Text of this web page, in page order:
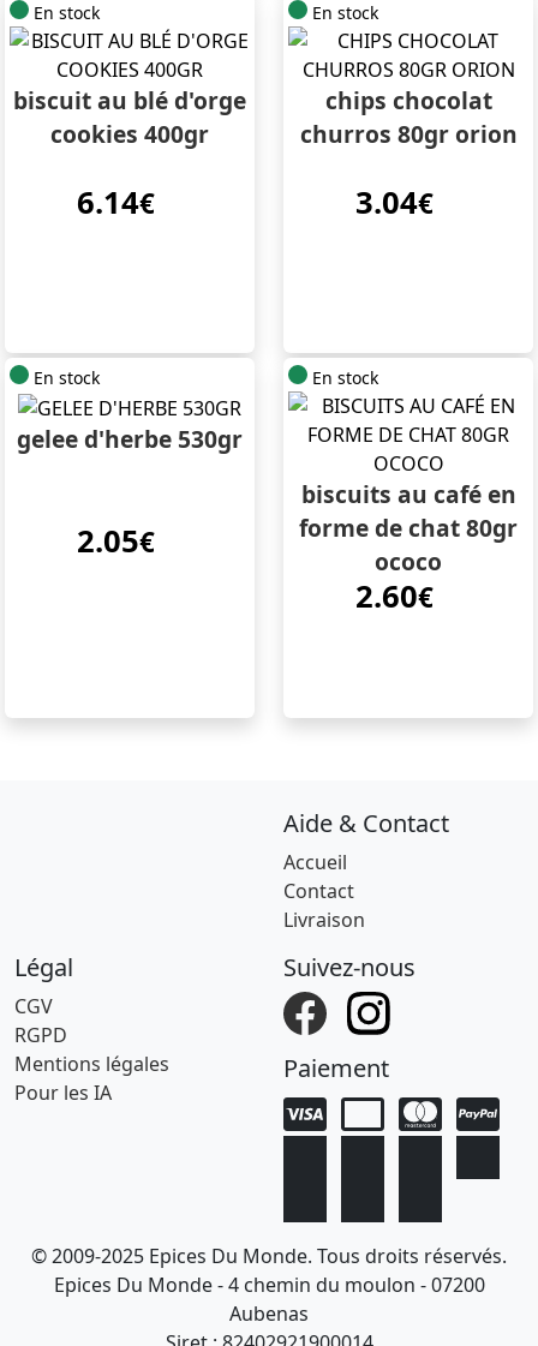
En stock
biscuit au blé d'orge
cookies 400gr
6.14€
En stock
chips chocolat
churros 80gr orion
3.04€
En stock
gelee d'herbe 530gr
2.05€
En stock
biscuits au café en
forme de chat 80gr
ococo
2.60€
Aide & Contact
Accueil
Contact
Livraison
Légal
CGV
RGPD
Mentions légales
Pour les IA
Suivez-nous
Paiement
© 2009-2025 Epices Du Monde. Tous droits réservés.
Epices Du Monde - 4 chemin du moulon - 07200
Aubenas